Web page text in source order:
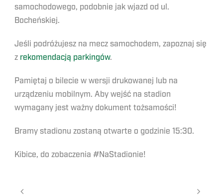
samochodowego, podobnie jak wjazd od ul.
Bocheńskiej.
Jeśli podróżujesz na mecz samochodem, zapoznaj się
z rekomendacją parkingów.
Pamiętaj o bilecie w wersji drukowanej lub na
urządzeniu mobilnym. Aby wejść na stadion
wymagany jest ważny dokument tożsamości!
Bramy stadionu zostaną otwarte o godzinie 15:30.
Kibice, do zobaczenia #NaStadionie!